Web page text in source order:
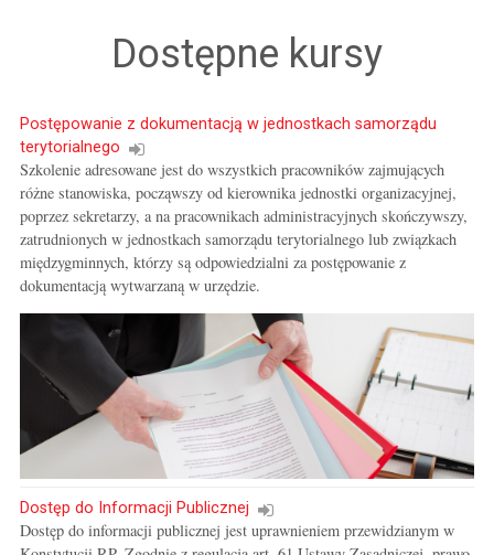
Dostępne kursy
Postępowanie z dokumentacją w jednostkach samorządu
terytorialnego
Szkolenie adresowane jest do wszystkich pracowników zajmujących
różne stanowiska, począwszy od kierownika jednostki organizacyjnej,
poprzez sekretarzy, a na pracownikach administracyjnych skończywszy,
zatrudnionych w jednostkach samorządu terytorialnego lub związkach
międzygminnych, którzy są odpowiedzialni za postępowanie z
dokumentacją wytwarzaną w urzędzie.
Dostęp do Informacji Publicznej
Dostęp do informacji publicznej jest uprawnieniem przewidzianym w